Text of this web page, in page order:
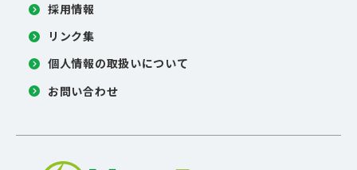
採用情報
リンク集
個人情報の取扱いについて
お問い合わせ